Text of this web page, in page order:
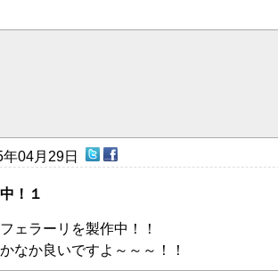
04月29日
！１
ェラーリを製作中！！
なか良いですよ～～～！！